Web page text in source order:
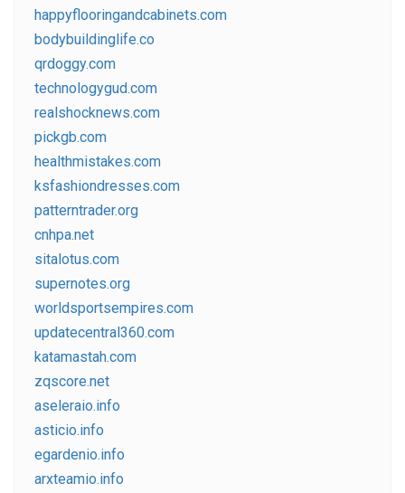
happyflooringandcabinets.com
bodybuildinglife.co
qrdoggy.com
technologygud.com
realshocknews.com
pickgb.com
healthmistakes.com
ksfashiondresses.com
patterntrader.org
cnhpa.net
sitalotus.com
supernotes.org
worldsportsempires.com
updatecentral360.com
katamastah.com
zqscore.net
aseleraio.info
asticio.info
egardenio.info
arxteamio.info